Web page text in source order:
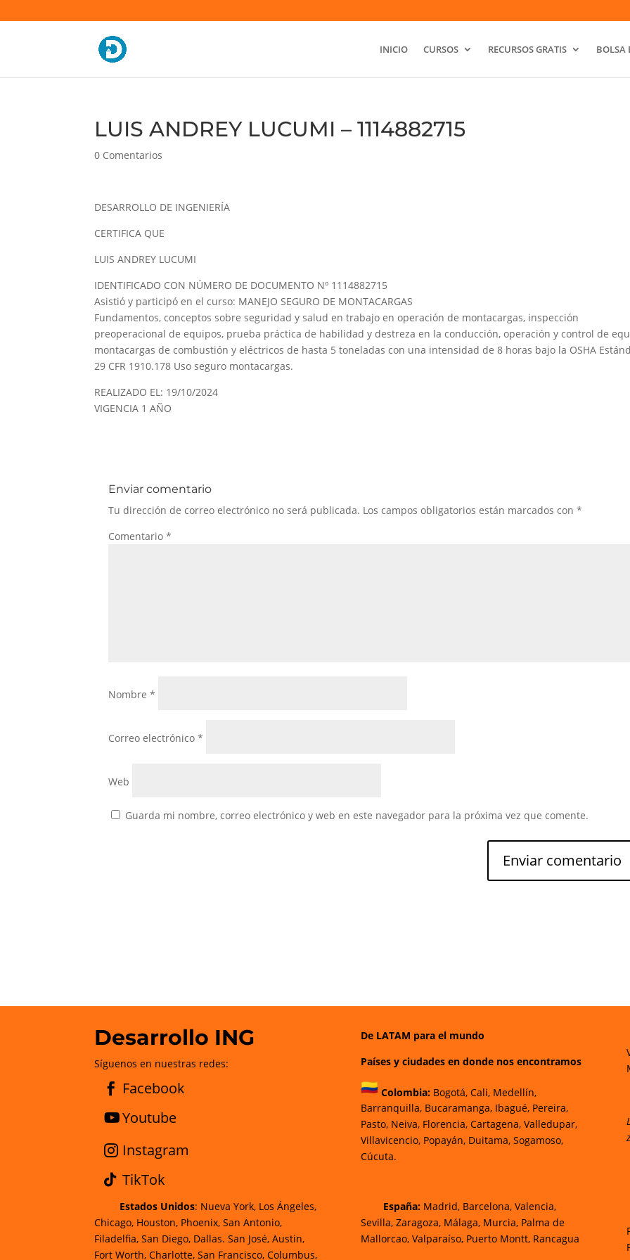
INICIO CURSOS RECURSOS GRATIS BOLSA
LUIS ANDREY LUCUMI – 1114882715
0 Comentarios
DESARROLLO DE INGENIERÍA
CERTIFICA QUE
LUIS ANDREY LUCUMI
IDENTIFICADO CON NÚMERO DE DOCUMENTO Nº 1114882715
Asistió y participó en el curso: MANEJO SEGURO DE MONTACARGAS
Fundamentos, conceptos sobre seguridad y salud en trabajo en operación de montacargas, inspección
preoperacional de equipos, prueba práctica de habilidad y destreza en la conducción, operación y control de
montacargas de combustión y eléctricos de hasta 5 toneladas con una intensidad de 8 horas bajo la OSHA
29 CFR 1910.178 Uso seguro montacargas.
REALIZADO EL: 19/10/2024
VIGENCIA 1 AÑO
Enviar comentario
Tu dirección de correo electrónico no será publicada. Los campos obligatorios están marcados con*
Comentario*
Nombre*
Correo electrónico*
Web
Guarda mi nombre, correo electrónico y web en este navegador para la próxima vez que comente.
Desarrollo ING
Síguenos en nuestras redes:
Facebook
Youtube
Instagram
TikTok
De LATAM para el mundo
Países y ciudades en donde nos encontramos
Colombia: Bogotá,Cali, Medellín,
Barranquilla,Bucaramanga,Ibagué,Pereira,
Pasto, Neiva, Florencia, Cartagena, Valledupar,
Villavicencio,Popayán, Duitama, Sogamoso,
Cúcuta.
Estados Unidos: Nueva York, Los Ángeles,
Chicago, Houston, Phoenix, San Antonio,
Filadelfia, San Diego, Dallas. San José, Austin,
Fort Worth, Charlotte, San Francisco, Columbus,
España: Madrid, Barcelona, Valencia,
Sevilla, Zaragoza, Málaga, Murcia, Palma de
Mallorcao, Valparaíso, Puerto Montt, Rancagua